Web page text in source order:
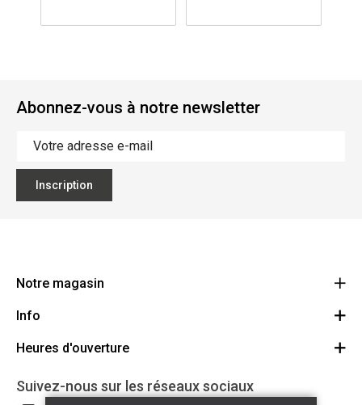
Abonnez-vous à notre newsletter
Inscription
Notre magasin
Ecoflora
1500 Halle
32(0)2.361.77.61
Info
Offres d'emploi
Partenaires
Heures d'ouverture
Lundi: Fermé
Suivez-nous sur les réseaux sociaux